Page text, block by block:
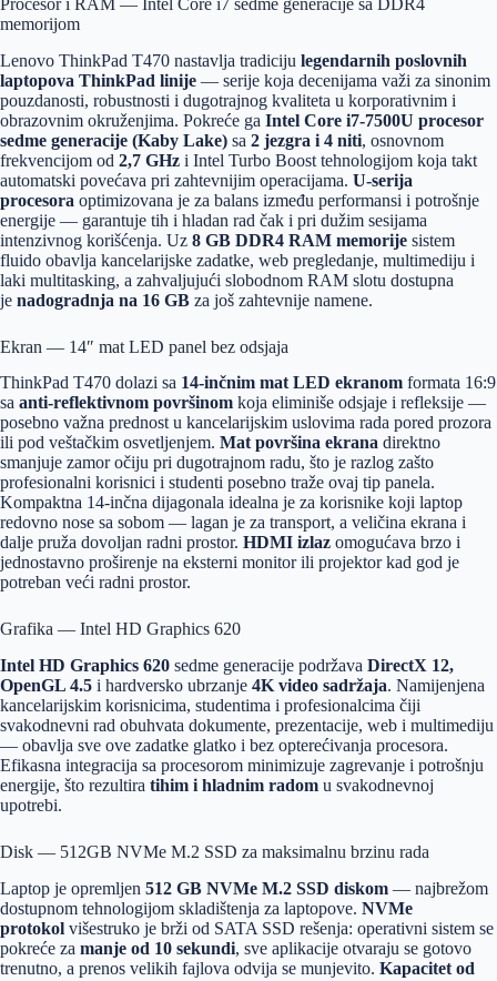
memorijom
Lenovo ThinkPad T470 nastavlja tradiciju legendarnih poslovnih
laptopova ThinkPad linije — serije koja decenijama važi za sinonim
pouzdanosti, robustnosti i dugotrajnog kvaliteta u korporativnim i
obrazovnim okruženjima. Pokreće ga Intel Core i7-7500U procesor
sedme generacije (Kaby Lake) sa 2 jezgra i 4 niti, osnovnom
frekvencijom od 2,7 GHz i Intel Turbo Boost tehnologijom koja takt
automatski povećava pri zahtevnijim operacijama. U-serija
procesora optimizovana je za balans između performansi i potrošnje
energije — garantuje tih i hladan rad čak i pri dužim sesijama
intenzivnog korišćenja. Uz 8 GB DDR4 RAM memorije sistem
fluido obavlja kancelarijske zadatke, web pregledanje, multimediju i
laki multitasking, a zahvaljujući slobodnom RAM slotu dostupna
je nadogradnja na 16 GB za još zahtevnije namene.
Ekran — 14″ mat LED panel bez odsjaja
ThinkPad T470 dolazi sa 14-inčnim mat LED ekranom formata 16:9
sa anti-reflektivnom površinom koja eliminiše odsjaje i refleksije —
posebno važna prednost u kancelarijskim uslovima rada pored prozora
ili pod veštačkim osvetljenjem. Mat površina ekrana direktno
smanjuje zamor očiju pri dugotrajnom radu, što je razlog zašto
profesionalni korisnici i studenti posebno traže ovaj tip panela.
Kompaktna 14-inčna dijagonala idealna je za korisnike koji laptop
redovno nose sa sobom — lagan je za transport, a veličina ekrana i
dalje pruža dovoljan radni prostor. HDMI izlaz omogućava brzo i
jednostavno proširenje na eksterni monitor ili projektor kad god je
potreban veći radni prostor.
Grafika — Intel HD Graphics 620
Intel HD Graphics 620 sedme generacije podržava DirectX 12,
OpenGL 4.5 i hardversko ubrzanje 4K video sadržaja. Namijenjena
kancelarijskim korisnicima, studentima i profesionalcima čiji
svakodnevni rad obuhvata dokumente, prezentacije, web i multimediju
— obavlja sve ove zadatke glatko i bez opterećivanja procesora.
Efikasna integracija sa procesorom minimizuje zagrevanje i potrošnju
energije, što rezultira tihim i hladnim radom u svakodnevnoj
upotrebi.
Disk — 512GB NVMe M.2 SSD za maksimalnu brzinu rada
Laptop je opremljen 512 GB NVMe M.2 SSD diskom — najbrežom
dostupnom tehnologijom skladištenja za laptopove. NVMe
protokol višestruko je brži od SATA SSD rešenja: operativni sistem se
pokreće za manje od 10 sekundi, sve aplikacije otvaraju se gotovo
trenutno, a prenos velikih fajlova odvija se munjevito. Kapacitet od